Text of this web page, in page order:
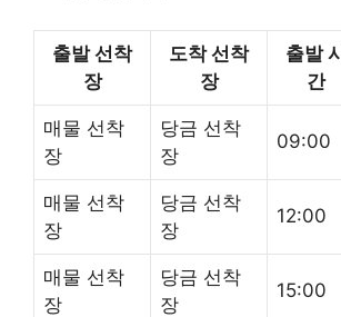
출발 선착
장
도착 선착
장
출발 시
간
매물 선착
장
당금 선착
장
09:00
매물 선착
장
당금 선착
장
12:00
매물 선착
장
당금 선착
장
15:00